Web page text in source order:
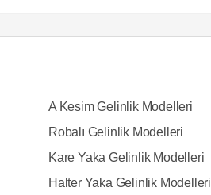
A Kesim Gelinlik Modelleri
Robalı Gelinlik Modelleri
Kare Yaka Gelinlik Modelleri
Halter Yaka Gelinlik Modelleri